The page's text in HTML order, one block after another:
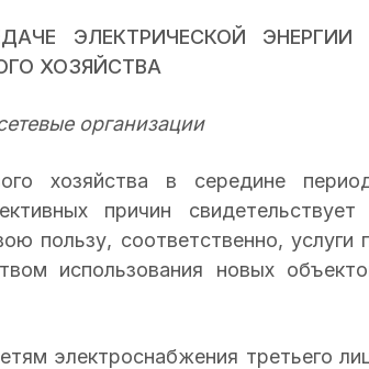
ЭЛЕКТРИЧЕСКОЙ ЭНЕРГИИ
ХОЗЯЙСТВА
организации
хозяйства в середине
причин свидетельствует
пользу, соответственно, услуги
использования новых
электроснабжения третьего